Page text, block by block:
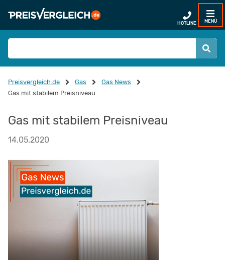
HOTLINE MENÜ
Preisvergleich.de Gas
Gas News
Gas mit stabilem Preisniveau
Gas mit stabilem Preisniveau
14.05.2020